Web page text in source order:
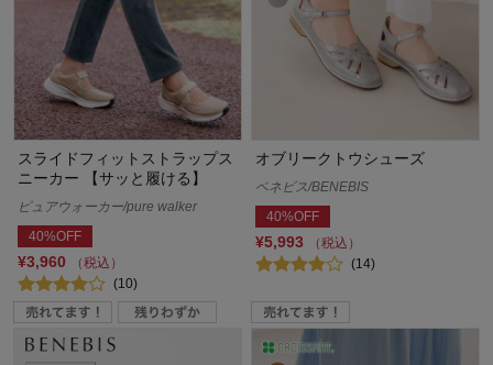
スライドフィットストラップス
ニーカー 【サッと履ける】
ピュアウォーカー/pure walker
40%OFF
¥3,960
（税込）
(10)
オブリークトウシューズ
ベネビス/BENEBIS
40%OFF
¥5,993
（税込）
(14)